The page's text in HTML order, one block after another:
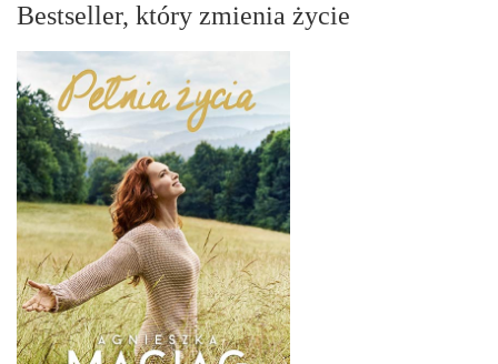
Bestseller, który zmienia życie